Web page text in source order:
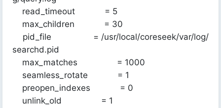
read_timeout = 5
max_children = 30
pid_file = /usr/local/coreseek/var/log/
searchd.pid
max_matches = 1000
seamless_rotate = 1
preopen_indexes = 0
unlink_old = 1